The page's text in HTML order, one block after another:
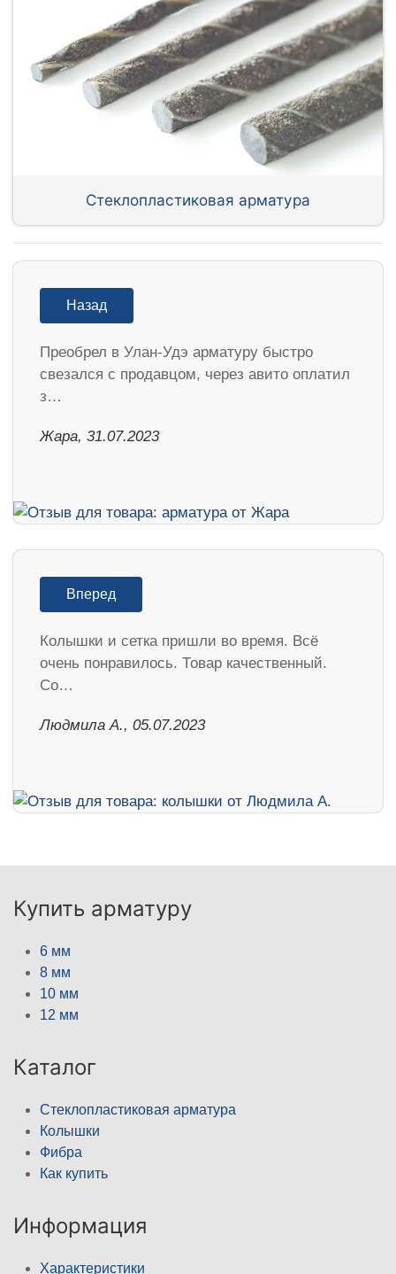
Стеклопластиковая арматура
Назад
Преобрел в Улан-Удэ арматуру быстро
свезался с продавцом, через авито оплатил
з…
Жара, 31.07.2023
Вперед
Колышки и сетка пришли во время. Всё
очень понравилось. Товар качественный.
Со…
Людмила А., 05.07.2023
Купить арматуру
6 мм
8 мм
10 мм
12 мм
Каталог
Стеклопластиковая арматура
Колышки
Фибра
Как купить
Информация
Характеристики